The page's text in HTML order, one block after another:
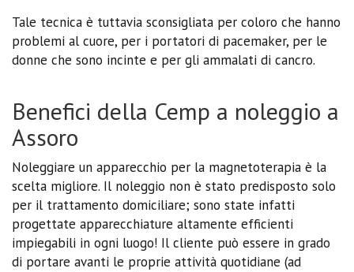
Tale tecnica è tuttavia sconsigliata per coloro che hanno
problemi al cuore, per i portatori di pacemaker, per le
donne che sono incinte e per gli ammalati di cancro.
Benefici della Cemp a noleggio a
Assoro
Noleggiare un apparecchio per la magnetoterapia è la
scelta migliore. Il noleggio non è stato predisposto solo
per il trattamento domiciliare; sono state infatti
progettate apparecchiature altamente efficienti
impiegabili in ogni luogo! Il cliente può essere in grado
di portare avanti le proprie attività quotidiane (ad